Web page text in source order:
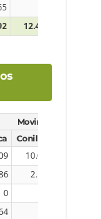
12.469
Movimento do Dia
Conillon
10.001
2.148
0